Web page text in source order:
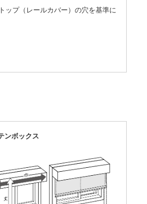
ップ（レールカバー）の穴を基準に
ンボックス